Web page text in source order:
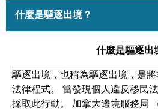
什麼是驅逐出境？
什麼是驅逐出
驅逐出境，也稱為驅逐出境，是
法律程式。 當發現個人違反移民
採取此行動。 加拿大邊境服務局